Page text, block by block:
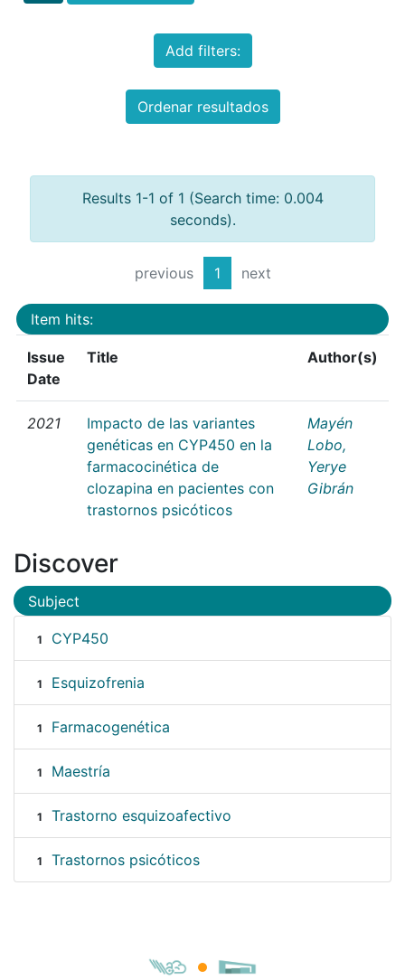
Add filters:
Ordenar resultados
Results 1-1 of 1 (Search time: 0.004
seconds).
previous 1 next
Item hits:
Issue
Date
Title Author(s)
2021
Impacto de las variantes
genéticas en CYP450 en la
farmacocinética de
clozapina en pacientes con
trastornos psicóticos
Mayén
Lobo,
Yerye
Gibrán
Discover
Subject
1 CYP450
1 Esquizofrenia
1 Farmacogenética
1 Maestría
1 Trastorno esquizoafectivo
1 Trastornos psicóticos